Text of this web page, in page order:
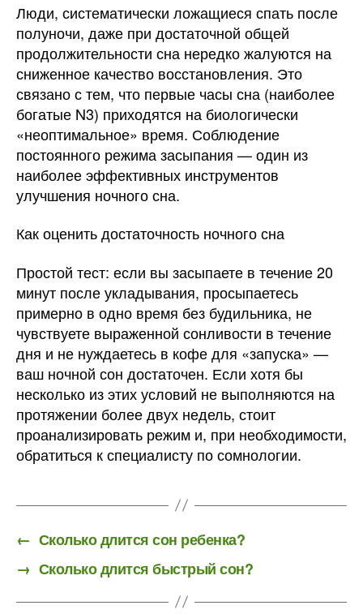
Люди, систематически ложащиеся спать после
полуночи, даже при достаточной общей
продолжительности сна нередко жалуются на
сниженное качество восстановления. Это
связано с тем, что первые часы сна (наиболее
богатые N3) приходятся на биологически
«неоптимальное» время. Соблюдение
постоянного режима засыпания — один из
наиболее эффективных инструментов
улучшения ночного сна.
Как оценить достаточность ночного сна
Простой тест: если вы засыпаете в течение 20
минут после укладывания, просыпаетесь
примерно в одно время без будильника, не
чувствуете выраженной сонливости в течение
дня и не нуждаетесь в кофе для «запуска» —
ваш ночной сон достаточен. Если хотя бы
несколько из этих условий не выполняются на
протяжении более двух недель, стоит
проанализировать режим и, при необходимости,
обратиться к специалисту по сомнологии.
← Сколько длится сон ребенка?
→ Сколько длится быстрый сон?